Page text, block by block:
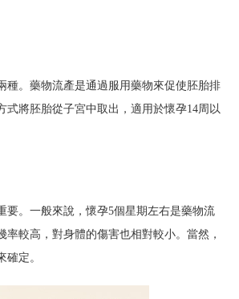
種。藥物流產是通過服用藥物來促使胚胎排
將胚胎從子宮中取出，適用於懷孕14周以
。一般來說，懷孕5個星期左右是藥物流
較高，對身體的傷害也相對較小。當然，
定。